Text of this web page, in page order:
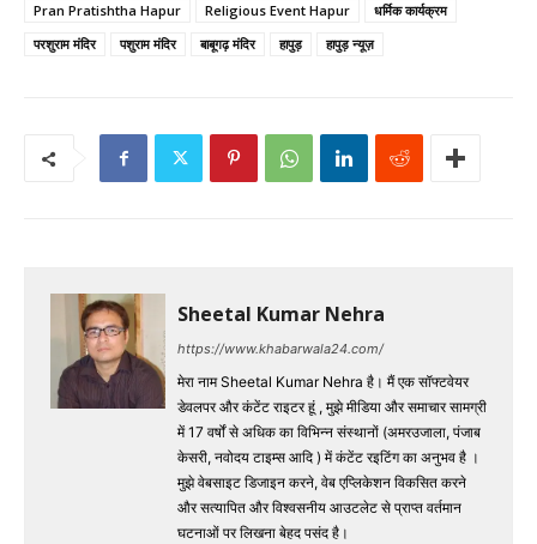
Pran Pratishtha Hapur
Religious Event Hapur
धर्मिक कार्यक्रम
परशुराम मंदिर
पशुराम मंदिर बाबूगढ़ मंदिर हापुड़ हापुड़ न्यूज़
Sheetal Kumar Nehra
https://www.khabarwala24.com/
मेरा नाम Sheetal Kumar Nehra है। मैं एक सॉफ्टवेयर
डेवलपर और कंटेंट राइटर हूं , मुझे मीडिया और समाचार सामग्री
में 17 वर्षों से अधिक का विभिन्न संस्थानों (अमरउजाला, पंजाब
केसरी, नवोदय टाइम्स आदि ) में कंटेंट रइटिंग का अनुभव है ।
मुझे वेबसाइट डिजाइन करने, वेब एप्लिकेशन विकसित करने
और सत्यापित और विश्वसनीय आउटलेट से प्राप्त वर्तमान
घटनाओं पर लिखना बेहद पसंद है।